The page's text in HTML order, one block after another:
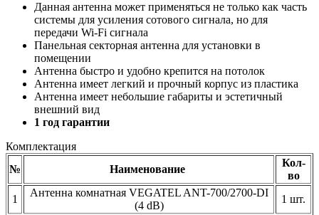
Данная антенна может применяться не только как часть
системы для усиления сотового сигнала, но для
передачи Wi-Fi сигнала
Панельная секторная антенна для установки в
помещении
Антенна быстро и удобно крепится на потолок
Антенна имеет легкий и прочный корпус из пластика
Антенна имеет небольшие габариты и эстетичный
внешний вид
1 год гарантии
Комплектация
№
Наименование
Кол-
во
1
Антенна комнатная VEGATEL ANT-700/2700-DI
(4 dB)
1 шт.